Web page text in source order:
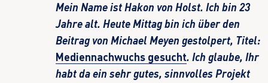
Mein Name ist Hakon von Holst. Ich bin 23
Jahre alt. Heute Mittag bin ich über den
Beitrag von Michael Meyen gestolpert, Titel:
Mediennachwuchs gesucht. Ich glaube, Ihr
habt da ein sehr gutes, sinnvolles Projekt